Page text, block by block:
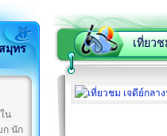
มุทร
น
ก นัก
เที่ยว